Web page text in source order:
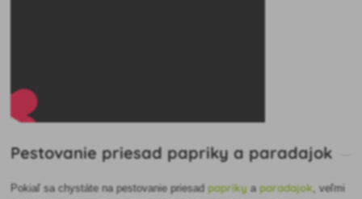
Pestovanie priesad papriky a paradajok
Pokiaľ sa chystáte na pestovanie priesadpapriky aparadajok , veľmi